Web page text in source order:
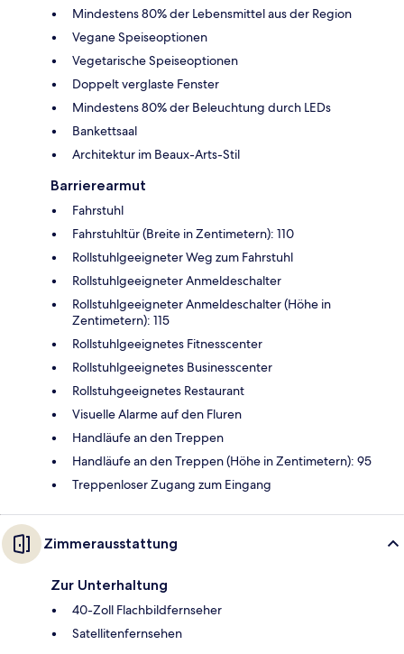
Mindestens 80% der Lebensmittel aus der Region
Vegane Speiseoptionen
Vegetarische Speiseoptionen
Doppelt verglaste Fenster
Mindestens 80% der Beleuchtung durch LEDs
Bankettsaal
Architektur im Beaux-Arts-Stil
Barrierearmut
Fahrstuhl
Fahrstuhltür (Breite in Zentimetern): 110
Rollstuhlgeeigneter Weg zum Fahrstuhl
Rollstuhlgeeigneter Anmeldeschalter
Rollstuhlgeeigneter Anmeldeschalter (Höhe in
Zentimetern): 115
Rollstuhlgeeignetes Fitnesscenter
Rollstuhlgeeignetes Businesscenter
Rollstuhgeeignetes Restaurant
Visuelle Alarme auf den Fluren
Handläufe an den Treppen
Handläufe an den Treppen (Höhe in Zentimetern): 95
Treppenloser Zugang zum Eingang
Zimmerausstattung
Zur Unterhaltung
40-Zoll Flachbildfernseher
Satellitenfernsehen